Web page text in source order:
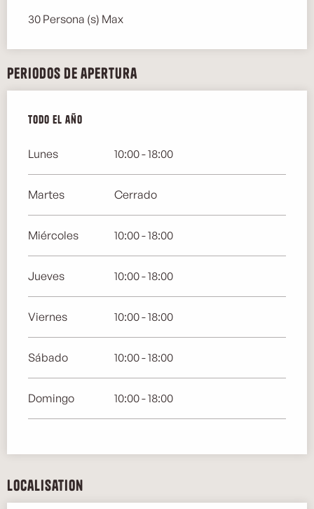
30 Persona (s) Max
Periodos de apertura
Todo el año
Todo el año
Lunes 10:00 - 18:00
Martes Cerrado
Miércoles 10:00 - 18:00
Jueves 10:00 - 18:00
Viernes 10:00 - 18:00
Sábado 10:00 - 18:00
Domingo 10:00 - 18:00
Localisation